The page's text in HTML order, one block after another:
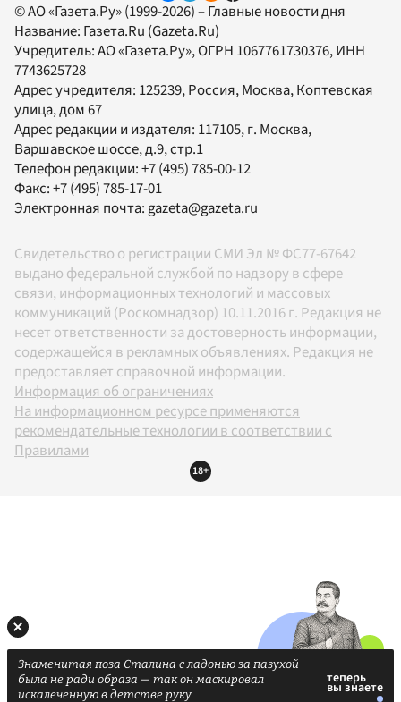
© АО «Газета.Ру» (1999-2026) – Главные новости дня
Название: Газета.Ru (Gazeta.Ru)
Учредитель:АО «Газета.Ру», ОГРН 1067761730376, ИНН
7743625728
Адрес учредителя: 125239, Россия, Москва, Коптевская
улица, дом 67
Адрес редакции и издателя: 117105, г. Москва,
Варшавское шоссе, д.9, стр.1
Телефон редакции:+7 (495) 785-00-12
Факс:+7 (495) 785-17-01
Электронная почта:gazeta@gazeta.ru
Свидетельство о регистрации СМИ Эл № ФС77-67642
выдано федеральной службой по надзору в сфере
связи, информационных технологий и массовых
коммуникаций (Роскомнадзор) 10.11.2016 г. Редакция не
несет ответственности за достоверность информации,
содержащейся в рекламных объявлениях. Редакция не
предоставляет справочной информации.
Информация об ограничениях
На информационном ресурсе применяются
рекомендательные технологии в соответствии с
Правилами
18+
Знаменитая поза Сталина с ладонью за пазухой
была не ради образа — так он маскировал
искалеченную в детстве руку